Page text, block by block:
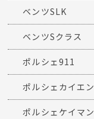
ベンツSLK
ベンツSクラス
ポルシェ911
ポルシェカイエン
ポルシェケイマン